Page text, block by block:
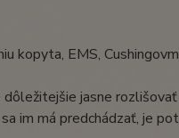
kopyta, EMS,
jasne
im má predchádzať, je